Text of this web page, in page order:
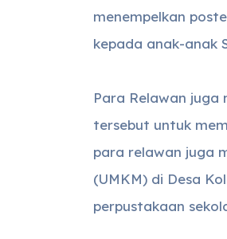
menempelkan
kepada anak-anak
Para Relawan juga
tersebut untuk
para relawan juga
(UMKM) di Desa
perpustakaan